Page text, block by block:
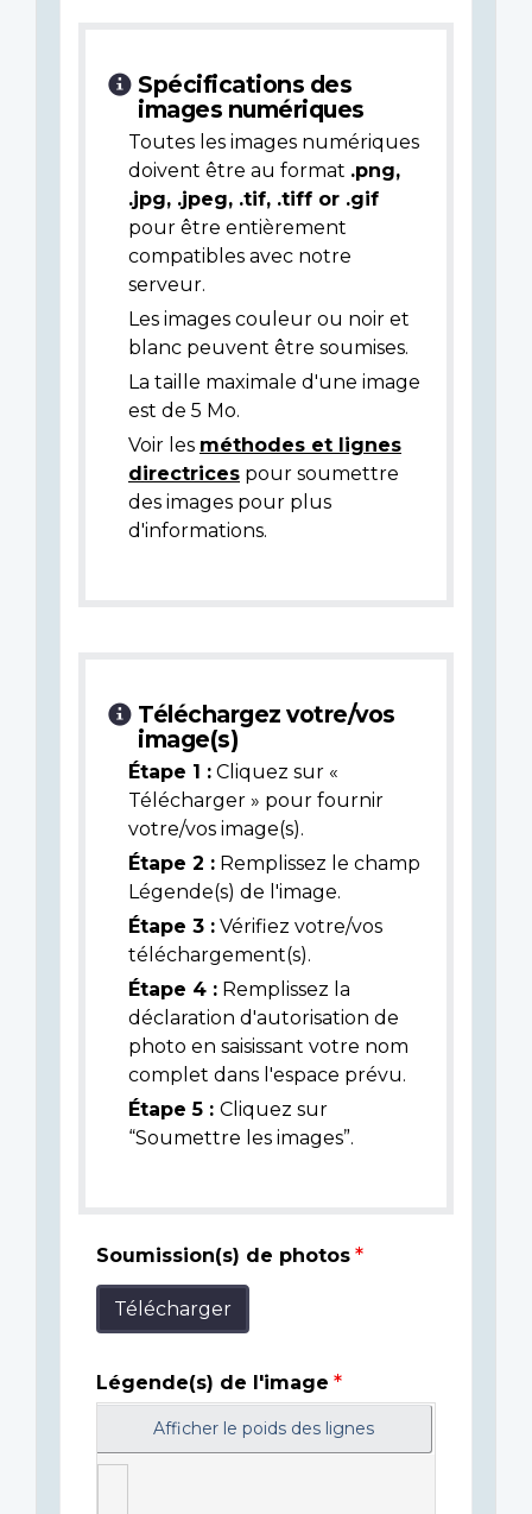
Spécifications des
images numériques
Toutes les images numériques
doivent être au format .png,
.jpg, .jpeg, .tif, .tiff or .gif
pour être entièrement
compatibles avec notre
serveur.
Les images couleur ou noir et
blanc peuvent être soumises.
La taille maximale d'une image
est de 5 Mo.
Voir les méthodes et lignes
directrices pour soumettre
des images pour plus
d'informations.
Téléchargez votre/vos
image(s)
Étape 1 : Cliquez sur «
Télécharger » pour fournir
votre/vos image(s).
Étape 2 : Remplissez le champ
Légende(s) de l'image.
Étape 3 : Vérifiez votre/vos
téléchargement(s).
Étape 4 : Remplissez la
déclaration d'autorisation de
photo en saisissant votre nom
complet dans l'espace prévu.
Étape 5 : Cliquez sur
“Soumettre les images”.
Soumission(s) de photos
Télécharger
Légende(s) de l'image
Afficher le poids des lignes